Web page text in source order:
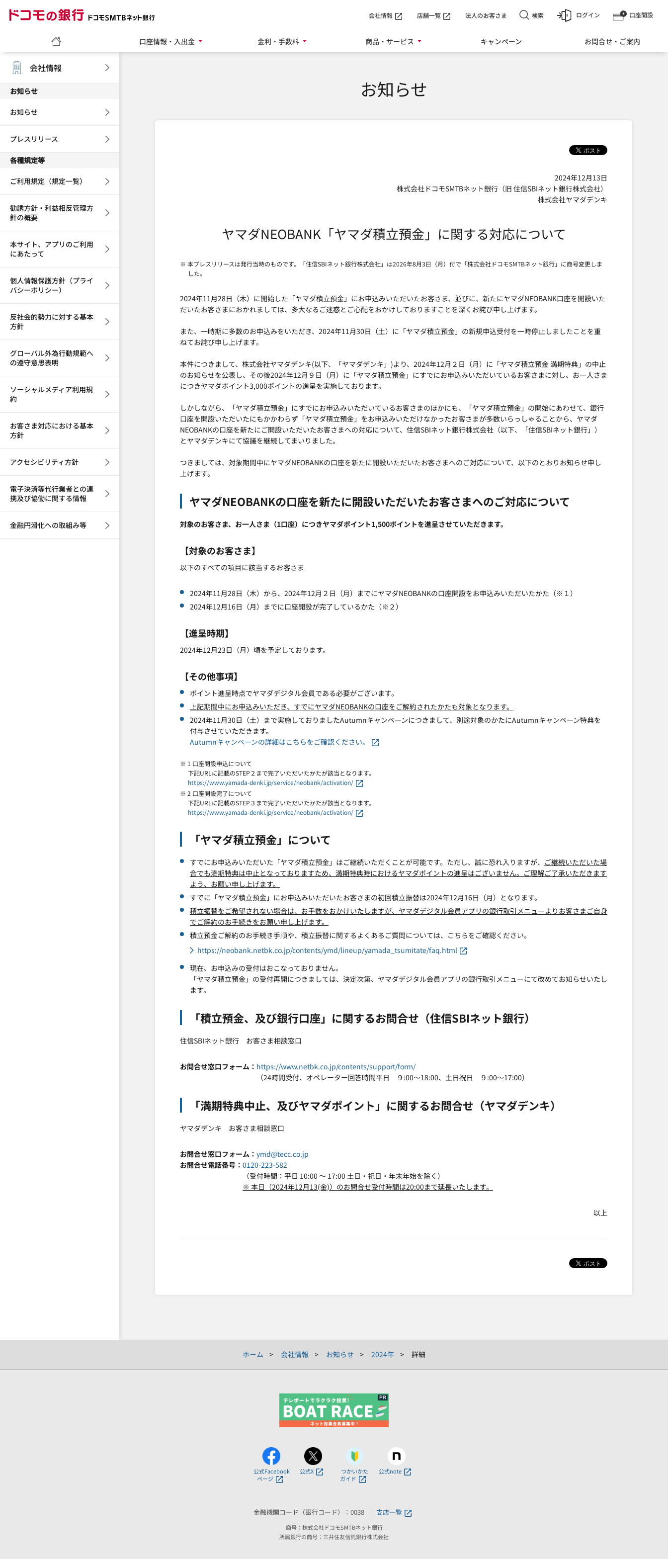
口座開設
ログイン
口座情報・入出金 金利・手数料 商品・サービス キャンペーン お問合せ・ご案内
会社情報 店舗一覧 法人のお客さま 検索
お知らせ
2024年12月13日
株式会社ドコモSMTBネット銀行（旧 住信SBIネット銀行株式会社）
株式会社ヤマダデンキ
ヤマダNEOBANK「ヤマダ積立預金」に関する対応について
※ 本プレスリリースは発行当時のものです。「住信SBIネット銀行株式会社」は2026年8月3日（月）付で「株式会社ドコモSMTBネット銀行」に商号変更しま
した。
2024年11月28日（木）に開始した「ヤマダ積立預金」にお申込みいただいたお客さま、並びに、新たにヤマダNEOBANK口座を開設いた
だいたお客さまにおかれましては、多大なるご迷惑とご心配をおかけしておりますことを深くお詫び申し上げます。
また、一時期に多数のお申込みをいただき、2024年11月30日（土）に「ヤマダ積立預金」の新規申込受付を一時停止しましたことを重
ねてお詫び申し上げます。
本件につきまして、株式会社ヤマダデンキ(以下、「ヤマダデンキ」)より、2024年12月２日（月）に「ヤマダ積立預金 満期特典」の中止
のお知らせを公表し、その後2024年12月９日（月）に「ヤマダ積立預金」にすでにお申込みいただいているお客さまに対し、お一人さま
につきヤマダポイント3,000ポイントの進呈を実施しております。
しかしながら、「ヤマダ積立預金」にすでにお申込みいただいているお客さまのほかにも、「ヤマダ積立預金」の開始にあわせて、銀行
口座を開設いただいたにもかかわらず「ヤマダ積立預金」をお申込みいただけなかったお客さまが多数いらっしゃることから、ヤマダ
NEOBANKの口座を新たにご開設いただいたお客さまへの対応について、住信SBIネット銀行株式会社（以下、「住信SBIネット銀行」）
とヤマダデンキにて協議を継続してまいりました。
つきましては、対象期間中にヤマダNEOBANKの口座を新たに開設いただいたお客さまへのご対応について、以下のとおりお知らせ申し
上げます。
ヤマダNEOBANKの口座を新たに開設いただいたお客さまへのご対応について
対象のお客さま、お一人さま（1口座）につきヤマダポイント1,500ポイントを進呈させていただきます。
【対象のお客さま】
以下のすべての項目に該当するお客さま
2024年11月28日（木）から、2024年12月２日（月）までにヤマダNEOBANKの口座開設をお申込みいただいたかた（※１）
2024年12月16日（月）までに口座開設が完了しているかた（※２）
【進呈時期】
2024年12月23日（月）頃を予定しております。
【その他事項】
ポイント進呈時点でヤマダデジタル会員である必要がございます。
上記期間中にお申込みいただき、すでにヤマダNEOBANKの口座をご解約されたかたも対象となります。
2024年11月30日（土）まで実施しておりましたAutumnキャンペーンにつきまして、別途対象のかたにAutumnキャンペーン特典を
付与させていただきます。
Autumnキャンペーンの詳細はこちらをご確認ください。
※ 1 口座開設申込について
下記URLに記載のSTEP２まで完了いただいたかたが該当となります。
https://www.yamada-denki.jp/service/neobank/activation/
※ 2 口座開設完了について
下記URLに記載のSTEP３まで完了いただいたかたが該当となります。
https://www.yamada-denki.jp/service/neobank/activation/
「ヤマダ積立預金」について
すでにお申込みいただいた「ヤマダ積立預金」はご継続いただくことが可能です。ただし、誠に恐れ入りますが、 ご継続いただいた場
合でも満期特典は中止となっておりますため、満期特典時におけるヤマダポイントの進呈はございません。ご理解ご了承いただきます
よう、お願い申し上げます。
すでに「ヤマダ積立預金」にお申込みいただいたお客さまの初回積立振替は2024年12月16日（月）となります。
積立振替をご希望されない場合は、お手数をおかけいたしますが、ヤマダデジタル会員アプリの銀行取引メニューよりお客さまご自身
でご解約のお手続きをお願い申し上げます。
積立預金ご解約のお手続き手順や、積立振替に関するよくあるご質問については、こちらをご確認ください。
https://neobank.netbk.co.jp/contents/ymd/lineup/yamada_tsumitate/faq.html
現在、お申込みの受付はおこなっておりません。
「ヤマダ積立預金」の受付再開につきましては、決定次第、ヤマダデジタル会員アプリの銀行取引メニューにて改めてお知らせいたし
ます。
「積立預金、及び銀行口座」に関するお問合せ（住信SBIネット銀行）
住信SBIネット銀行 お客さま相談窓口
お問合せ窓口フォーム
https://www.netbk.co.jp/contents/support/form/
（24時間受付、オペレーター回答時間平日 ９:00～18:00、土日祝日 ９:00～17:00）
「満期特典中止、及びヤマダポイント」に関するお問合せ（ヤマダデンキ）
ヤマダデンキ お客さま相談窓口
お問合せ窓口フォーム
ymd@tecc.co.jp
お問合せ電話番号
0120-223-582
（受付時間：平日 10:00 ～ 17:00 土日・祝日・年末年始を除く）
※ 本日（2024年12月13(金)）のお問合せ受付時間は20:00まで延長いたします。
以上
会社情報
お知らせ
お知らせ
プレスリリース
各種規定等
ご利用規定（規定一覧）
勧誘方針・利益相反管理方
針の概要
本サイト、アプリのご利用
にあたって
個人情報保護方針（プライ
バシーポリシー）
反社会的勢力に対する基本
方針
グローバル外為行動規範へ
の遵守意思表明
ソーシャルメディア利用規
約
お客さま対応における基本
方針
アクセシビリティ方針
電子決済等代行業者との連
携及び協働に関する情報
金融円滑化への取組み等
ホーム 会社情報 お知らせ 2024年 詳細
公式Facebook
ページ
公式X
つかいかた
ガイド
公式note
金融機関コード（銀行コード）：0038 支店一覧
商号：株式会社ドコモSMTBネット銀行
所属銀行の商号：三井住友信託銀行株式会社